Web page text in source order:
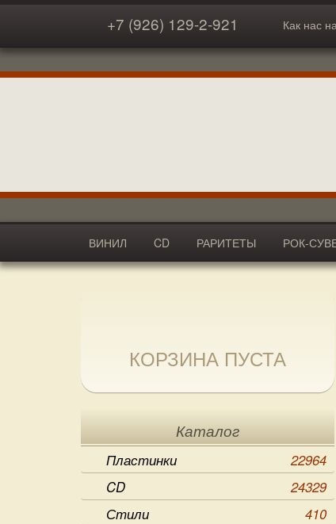
+7 (926) 129-2-921 Как нас
ВИНИЛ CD РАРИТЕТЫ РОК-
АКСЕССУАРЫ
КОРЗИНА ПУСТА
Каталог
Пластинки
22964
CD
24329
Стили
410